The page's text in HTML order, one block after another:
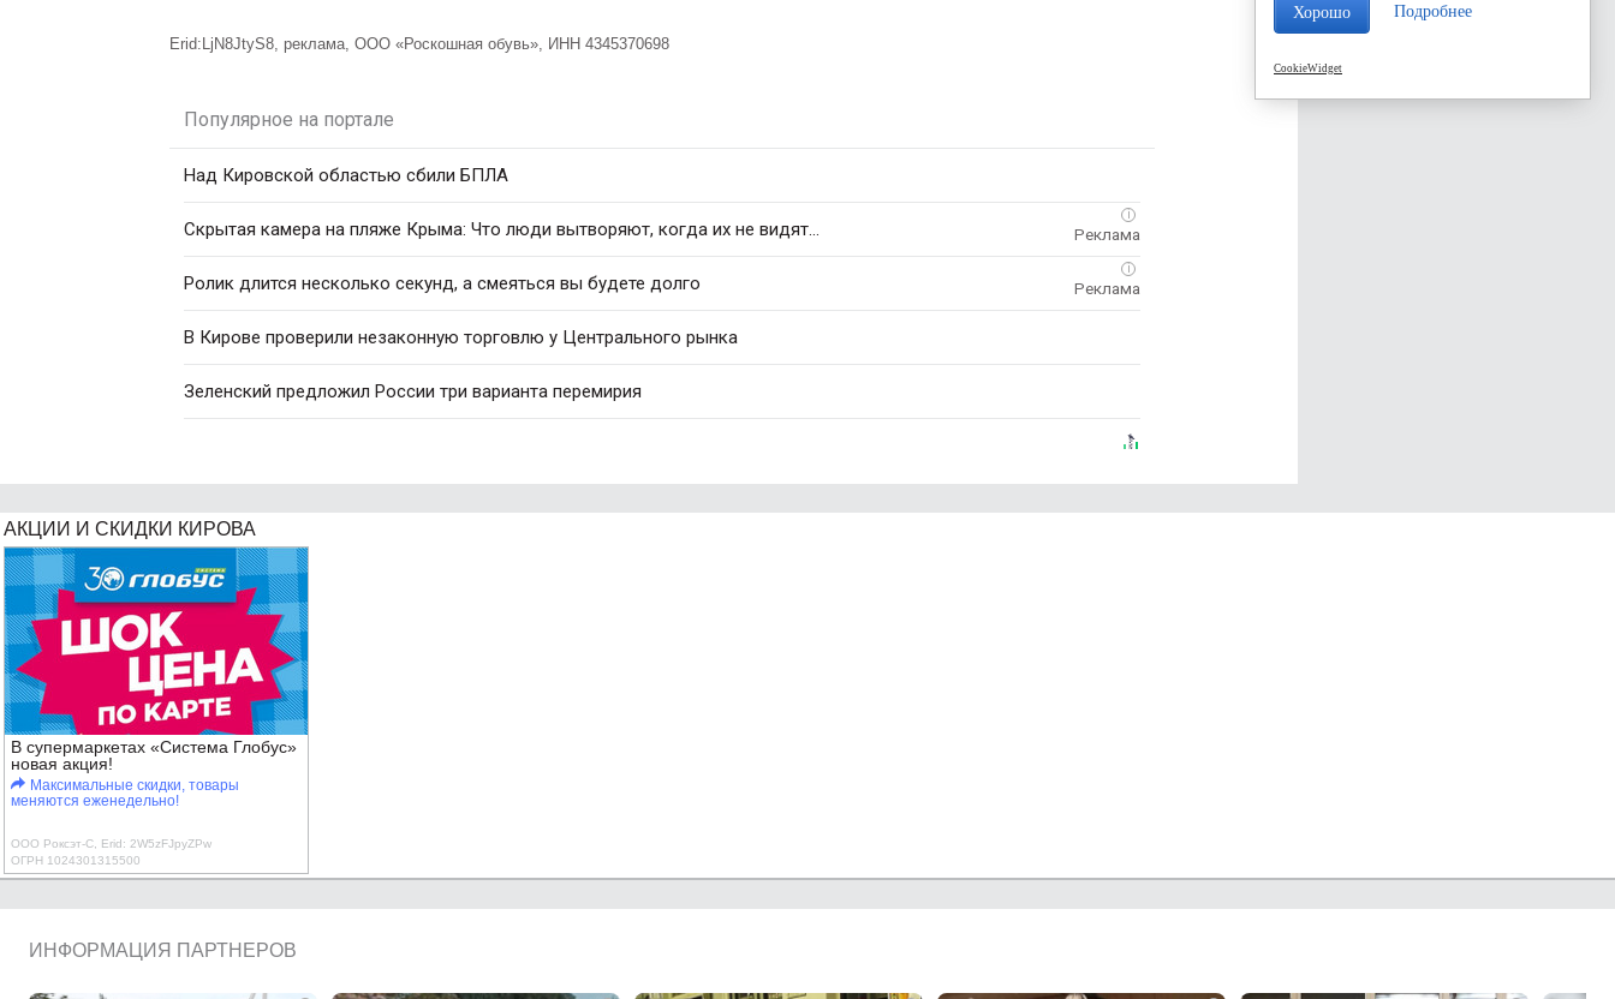
Erid:LjN8JtyS8, реклама, ООО «Роскошная обувь», ИНН 4345370698
Популярное на портале
Над Кировской областью сбили БПЛА
i
Скрытая камера на пляже Крыма: Что люди вытворяют, когда их не видят...
i
Ролик длится несколько секунд, а смеяться вы будете долго
В Кирове проверили незаконную торговлю у Центрального рынка
Зеленский предложил России три варианта перемирия
АКЦИИ И СКИДКИ КИРОВА
В супермаркетах «Система Глобус»
новая акция!
Максимальные скидки, товары
меняются еженедельно!
ООО Роксэт-С, Erid: 2W5zFJpyZPw
ОГРН 1024301315500
ИНФОРМАЦИЯ ПАРТНЕРОВ
Хорошо Подробнее
CookieWidget